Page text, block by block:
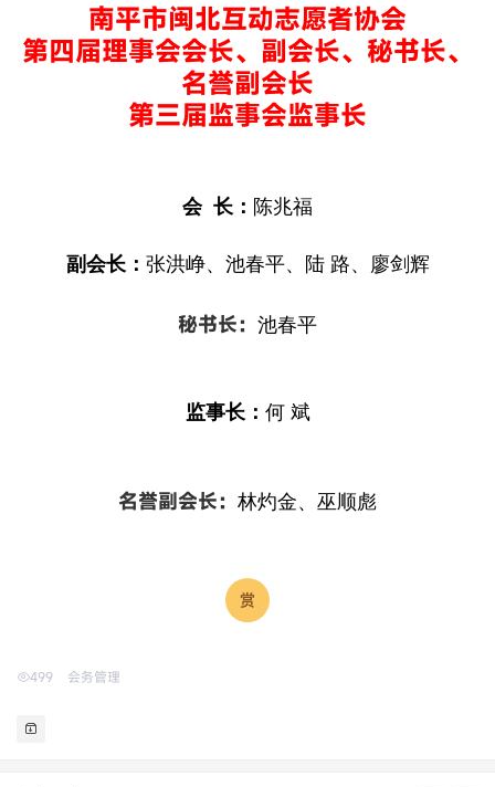
南平市闽北互动志愿者协会
第四届理事会会长、副会长、秘书长、
名誉副会长
第三届监事会监事长
会 长： 陈兆福
副会长： 张洪峥、池春平、陆 路、廖剑辉
秘书长： 池春平
监事长： 何 斌
名誉副会长： 林灼金、巫顺彪
499 会务管理